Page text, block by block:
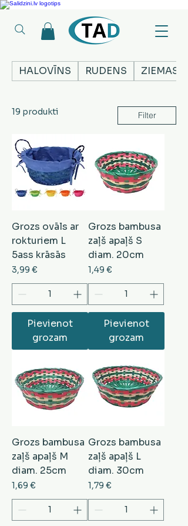
Ledusskapji, Sadzīves tehnika, Smaržas,
HALOVĪNS RUDENS
19 produkti Filter
Grozs ovāls ar
rokturiem L
5ass krāsās
Cena
3,99 €
Pievienot
grozam
Grozs bambusa
zaļš apaļš S
diam. 20cm
Cena
1,49 €
Pievienot
grozam
Grozs bambusa
zaļš apaļš M
diam. 25cm
Cena
1,69 €
Grozs bambusa
zaļš apaļš L
diam. 30cm
Cena
1,79 €